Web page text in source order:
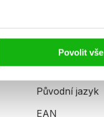
Povolit vše
Původní jazyk
EAN